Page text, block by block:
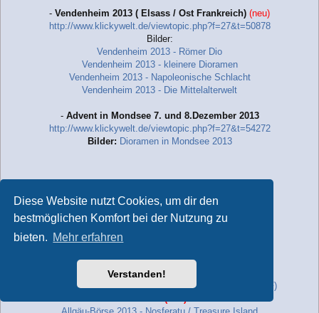
Diese Website nutzt Cookies, um dir den
bestmöglichen Komfort bei der Nutzung zu
bieten. Mehr erfahren
Verstanden!
- Vendenheim 2013 ( Elsass / Ost Frankreich) (neu)
http://www.klickywelt.de/viewtopic.php?f=27&t=50878
Bilder:
Vendenheim 2013 - Römer Dio
Vendenheim 2013 - kleinere Dioramen
Vendenheim 2013 - Napoleonische Schlacht
Vendenheim 2013 - Die Mittelalterwelt
- Advent in Mondsee 7. und 8.Dezember 2013
http://www.klickywelt.de/viewtopic.php?f=27&t=54272
Bilder: Dioramen in Mondsee 2013
2. Tausch- und Kaufbörsen
-Herbstbörse OHZ 2./3. November 2013
http://www.klickywelt.de/viewtopic.php?f=27&t=52447
1. Allgäuer Playmobilbörse 2. + 3. November 2013
http://www.klickywelt.de/viewtopic.php?f=27&t=53534
Allgäu-Börse Anmeldung zum Weißwurstfrühstück(WWF)